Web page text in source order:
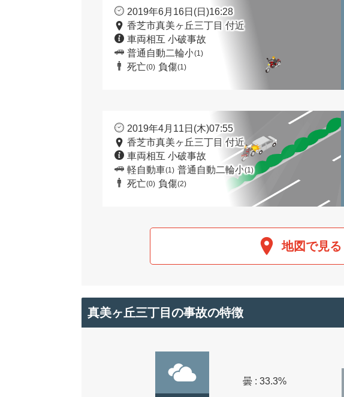
2019年6月16日(日)16:28
香芝市真美ヶ丘三丁目 付近
車両相互 小破事故
普通自動二輪小(1)
死亡(0) 負傷(1)
2019年4月11日(木)07:55
香芝市真美ヶ丘三丁目 付近
車両相互 小破事故
軽自動車(1) 普通自動二輪小(1)
死亡(0) 負傷(2)
地図で見る
真美ヶ丘三丁目の事故の特徴
曇 : 33.3%